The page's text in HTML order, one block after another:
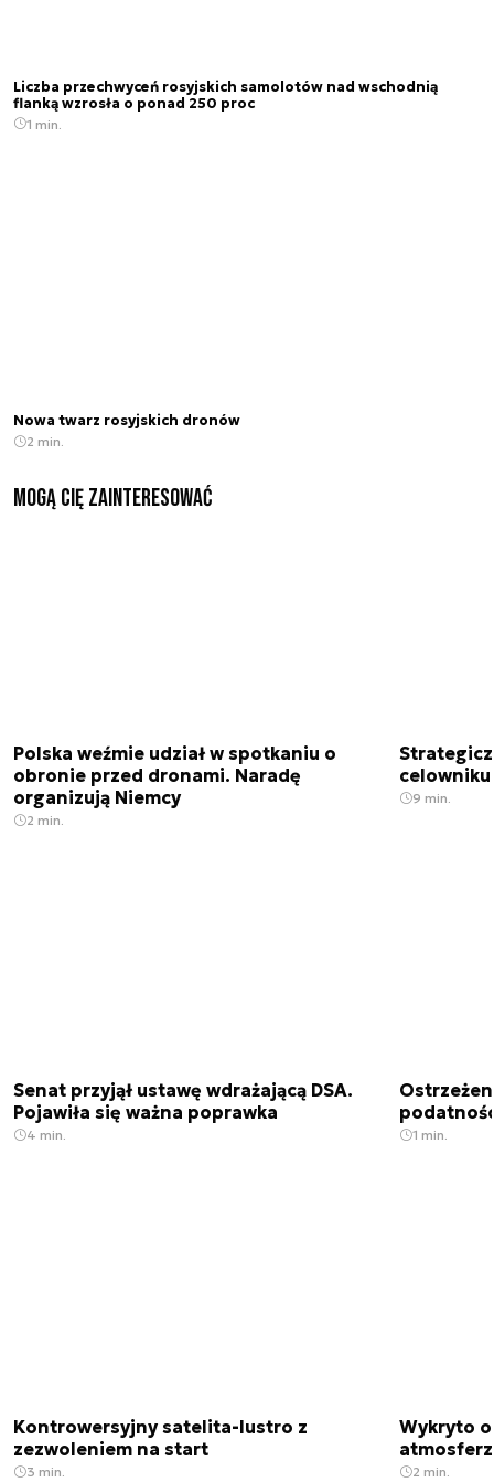
Liczba przechwyceń rosyjskich samolotów nad wschodnią
flanką wzrosła o ponad 250 proc
1 min.
Nowa twarz rosyjskich dronów
2 min.
Mogą Cię zainteresować
Polska weźmie udział w spotkaniu o
obronie przed dronami. Naradę
organizują Niemcy
2 min.
9 min.
Senat przyjął ustawę wdrażającą DSA.
Pojawiła się ważna poprawka
4 min. 1 min.
Kontrowersyjny satelita-lustro z
zezwoleniem na start
3 min.
Wykryto
2 min.